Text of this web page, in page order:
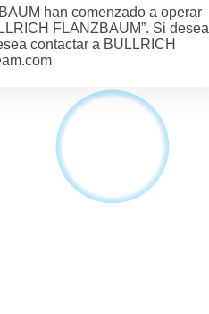
han comenzado a operar
FLANZBAUM”. Si desea
contactar a BULLRICH